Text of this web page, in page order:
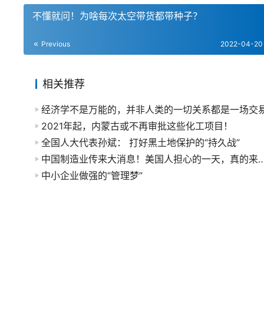
不懂就问！为啥每次太空带货都带种子？
Previous 2022-04-20
相关推荐
经济学不是万能的，并非人类的一切关系都是一场交
2021年起，内蒙古或不再审批这些化工项目！
全国人大代表孙斌： 打好黑土地保护的“持久战”
中国制造业传来大消息！美
中小企业做强的“管理梦”